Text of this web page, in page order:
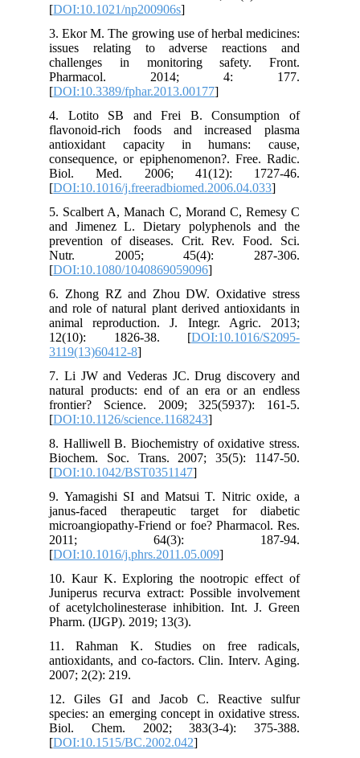
[DOI:10.1021/np200906s
3. Ekor M. The growing use of herbal medicines:
issues relating to adverse reactions and
challenges in monitoring safety. Front.
Pharmacol. 2014; 4: 177.
[DOI:10.3389/fphar.2013.00177
4. Lotito SB and Frei B. Consumption of
flavonoid-rich foods and increased plasma
antioxidant capacity in humans: cause,
consequence, or epiphenomenon?. Free. Radic.
Biol. Med. 2006; 41(12): 1727-46.
[DOI:10.1016/j.freeradbiomed.2006.04.033
5. Scalbert A, Manach C, Morand C, Remesy C
and Jimenez L. Dietary polyphenols and the
prevention of diseases. Crit. Rev. Food. Sci.
Nutr. 2005; 45(4): 287-306.
[DOI:10.1080/1040869059096
6. Zhong RZ and Zhou DW. Oxidative stress
and role of natural plant derived antioxidants in
animal reproduction. J. Integr. Agric. 2013;
12(10): 1826-38. [DOI:10.1016/S2095-
3119(13)60412-8
7. Li JW and Vederas JC. Drug discovery and
natural products: end of an era or an endless
frontier? Science. 2009; 325(5937): 161-5.
[DOI:10.1126/science.1168243
8. Halliwell B. Biochemistry of oxidative stress.
Biochem. Soc. Trans. 2007; 35(5): 1147-50.
[DOI:10.1042/BST0351147
9. Yamagishi SI and Matsui T. Nitric oxide, a
janus-faced therapeutic target for diabetic
microangiopathy-Friend or foe? Pharmacol. Res.
2011; 64(3): 187-94.
[DOI:10.1016/j.phrs.2011.05.009
10. Kaur K. Exploring the nootropic effect of
Juniperus recurva extract: Possible involvement
of acetylcholinesterase inhibition. Int. J. Green
Pharm. (IJGP). 2019; 13(3).
11. Rahman K. Studies on free radicals,
antioxidants, and co-factors. Clin. Interv. Aging.
2007; 2(2): 219.
12. Giles GI and Jacob C. Reactive sulfur
species: an emerging concept in oxidative stress.
Biol. Chem. 2002; 383(3-4): 375-388.
[DOI:10.1515/BC.2002.042